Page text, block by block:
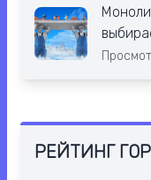
РЕЙТИНГ